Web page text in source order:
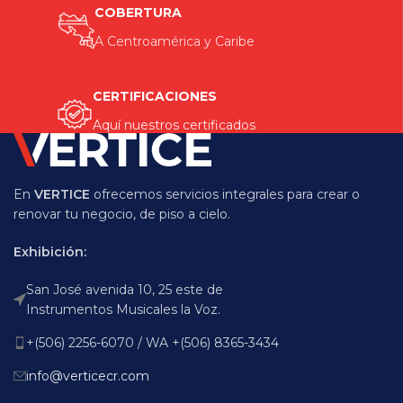
COBERTURA
A Centroamérica y Caribe
CERTIFICACIONES
Aquí nuestros certificados
En VERTICE ofrecemos servicios integrales para crear o
renovar tu negocio, de piso a cielo.
Exhibición:
San José avenida 10, 25 este de
Instrumentos Musicales la Voz.
+(506) 2256-6070 / WA +(506) 8365-3434
info@verticecr.com